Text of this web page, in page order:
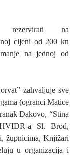
rezervirati na
cijeni od 200 kn
na jednoj od
zahvaljuje sve
(ogranci Matice
Đakovo, “Stina
a Sl. Brod,
župnicima, Knjižari
u organizacija i